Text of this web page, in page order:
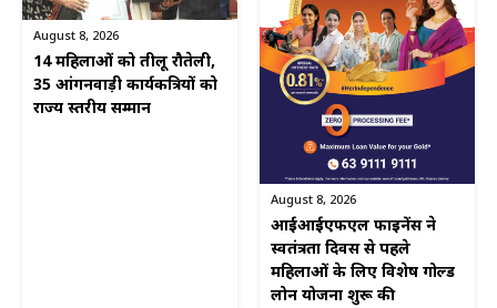
August 8, 2026
14 महिलाओं को तीलू रौतेली,
35 आंगनवाड़ी कार्यकत्रियों को
राज्य स्तरीय सम्मान
August 8, 2026
आईआईएफएल फाइनेंस ने
स्वतंत्रता दिवस से पहले
महिलाओं के लिए विशेष गोल्ड
लोन योजना शुरू की